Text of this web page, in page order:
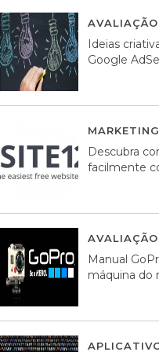
AVALIAÇÃO
Ideias
Google
Descubra
facilmente
AVALIAÇÃO
Manual
máquina do